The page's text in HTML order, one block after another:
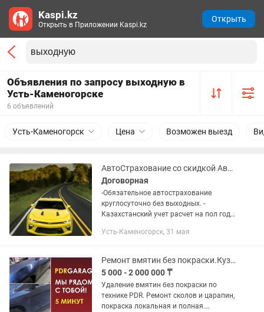
Объявления по запросу выходную в
Усть-Каменогорске
6 объявлений
Усть-Каменогорск Цена Возможен выезд
АвтоСтрахование со скидкой АвтоСтраховка рос учет грузовые
Договорная
-Обязательное автострахование
круглосуточно без выходных. -
Казахстанский учет расчет на пол года
Выезд в Россию Российский учет
Усть-Каменогорск, 31 мая
Ремонт вмятин без покраски.Кузовной ремонт. Ремонт сколов и царапин.
5 000 - 2 000 000 ₸
Удаление вмятин без покраски по
технике PDR. Ремонт сколов и царапин,
покраска локальная и полная.
Kaspi.kz
Открыть в Приложении Kaspi.kz
Открыть